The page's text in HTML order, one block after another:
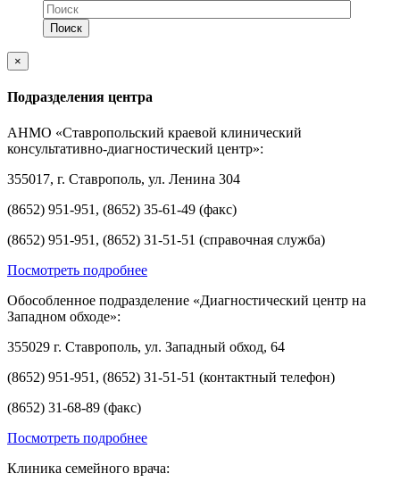
×
Подразделения центра
АНМО «Ставропольский краевой клинический
консультативно-диагностический центр»:
355017, г. Ставрополь, ул. Ленина 304
(8652) 951-951, (8652) 35-61-49 (факс)
(8652) 951-951, (8652) 31-51-51 (справочная служба)
Посмотреть подробнее
Обособленное подразделение «Диагностический центр на
Западном обходе»:
355029 г. Ставрополь, ул. Западный обход, 64
(8652) 951-951, (8652) 31-51-51 (контактный телефон)
(8652) 31-68-89 (факс)
Посмотреть подробнее
Клиника семейного врача: